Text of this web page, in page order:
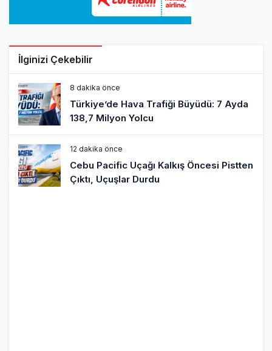
İlginizi Çekebilir
8 dakika önce
Türkiye’de Hava Trafiği Büyüdü: 7 Ayda
138,7 Milyon Yolcu
12 dakika önce
Cebu Pacific Uçağı Kalkış Öncesi Pistten
Çıktı, Uçuşlar Durdu